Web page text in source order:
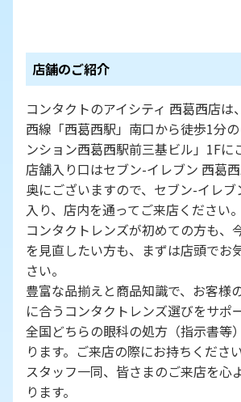
店舗のご紹介
コンタクトのアイシティ 西葛西店は
西線「西葛西駅」南口から徒歩1分
ンション西葛西駅前三基ビル」1Fに
店舗入り口はセブン-イレブン 西葛
奥にございますので、セブン-イレブ
入り、店内を通ってご来店ください。
コンタクトレンズが初めての方も、
を見直したい方も、まずは店頭でお
さい。
豊富な品揃えと商品知識で、お客様
に合うコンタクトレンズ選びをサポ
全国どちらの眼科の処方（指示書等
ります。ご来店の際にお持ちください
スタッフ一同、皆さまのご来店を心
ります。